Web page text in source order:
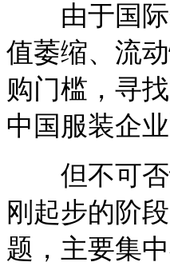
由于国际
值萎缩、流
购门槛，寻
中国服装企
但不可否
刚起步的阶
题，主要集